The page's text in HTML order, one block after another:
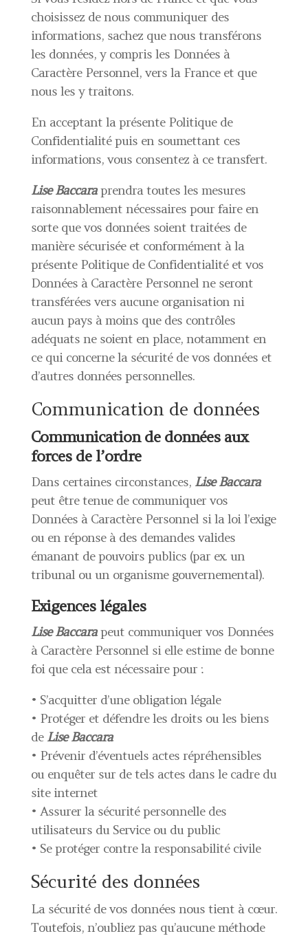
choisissez de nous communiquer des
informations, sachez que nous transférons
les données, y compris les Données à
Caractère Personnel, vers la France et que
nous les y traitons.
En acceptant la présente Politique de
Confidentialité puis en soumettant ces
informations, vous consentez à ce transfert.
Lise Baccaraprendra toutes les mesures
raisonnablement nécessaires pour faire en
sorte que vos données soient traitées de
manière sécurisée et conformément à la
présente Politique de Confidentialité et vos
Données à Caractère Personnel ne seront
transférées vers aucune organisation ni
aucun pays à moins que des contrôles
adéquats ne soient en place, notamment en
ce qui concerne la sécurité de vos données et
d’autres données personnelles.
Communication de données
Communication de données aux
forces de l’ordre
Dans certaines circonstances, Lise Baccara
peut être tenue de communiquer vos
Données à Caractère Personnel si la loi l’exige
ou en réponse à des demandes valides
émanant de pouvoirs publics (par ex. un
tribunal ou un organisme gouvernemental).
Exigences légales
Lise Baccara peut communiquer vos Données
à Caractère Personnel si elle estime de bonne
foi que cela est nécessaire pour :
• S’acquitter d’une obligation légale
• Protéger et défendre les droits ou les biens
de Lise Baccara
• Prévenir d’éventuels actes répréhensibles
ou enquêter sur de tels actes dans le cadre du
site internet
• Assurer la sécurité personnelle des
utilisateurs du Service ou du public
• Se protéger contre la responsabilité civile
Sécurité des données
La sécurité de vos données nous tient à cœur.
Toutefois, n’oubliez pas qu’aucune méthode